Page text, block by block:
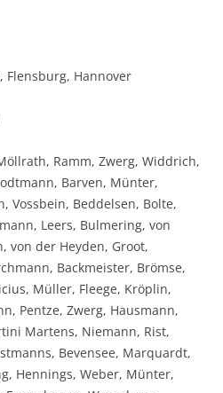
Flensburg, Hannover
Ramm, Zwerg, Widdrich,
Barven, Münter,
Vossbein, Beddelsen, Bolte,
Leers, Bulmering, von
von der Heyden, Groot,
Backmeister, Brömse,
Müller, Fleege, Kröplin,
Pentze, Zwerg, Hausmann,
Martens, Niemann, Rist,
Bevensee, Marquardt,
Hennings, Weber, Münter,